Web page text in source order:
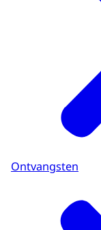
Ontvangsten